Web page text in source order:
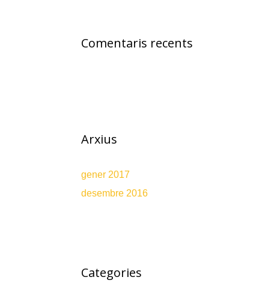
Comentaris recents
Arxius
gener 2017
desembre 2016
Categories